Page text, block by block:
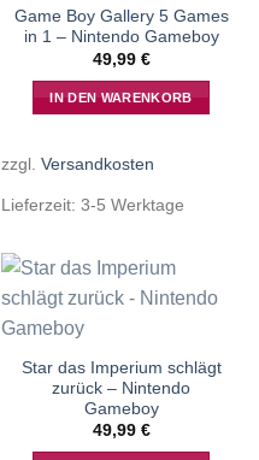
Game Boy Gallery 5 Games
in 1 – Nintendo Gameboy
49,99 €
IN DEN WARENKORB
zzgl. Versandkosten
Lieferzeit: 3-5 Werktage
Star das Imperium schlägt
zurück – Nintendo
Gameboy
49,99 €